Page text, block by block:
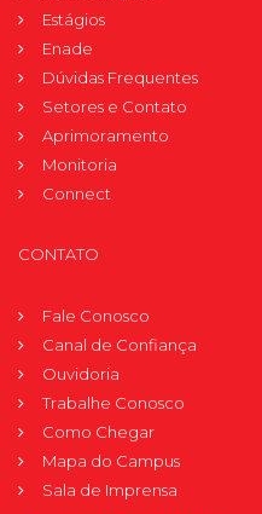
Estágios
Enade
Dúvidas Frequentes
Setores e Contato
Aprimoramento
Monitoria
Connect
CONTATO
Fale Conosco
Canal de Confiança
Ouvidoria
Trabalhe Conosco
Como Chegar
Mapa do Campus
Sala de Imprensa